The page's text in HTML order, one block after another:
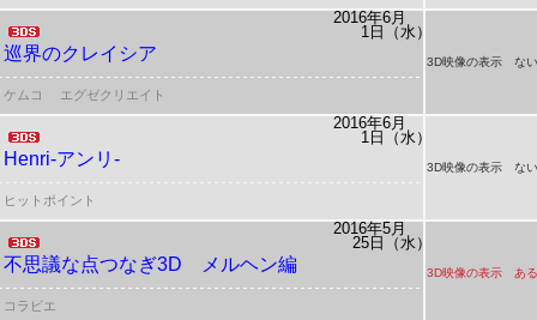
2016年6月
1日（水）
巡界のクレイシア 3D映像の表示 な
ケムコ エグゼクリエイト
2016年6月
1日（水）
Henri-アンリ- 3D映像の表示 な
ヒットポイント
2016年5月
25日（水）
不思議な点つなぎ3D メルヘン編 3D映像の表示 あ
コラビエ